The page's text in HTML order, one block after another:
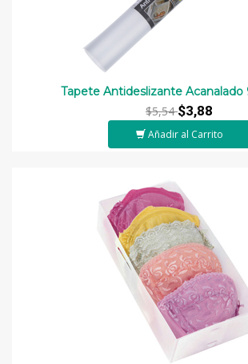
Tapete Antideslizante Acanalado
$5,54$3,88
Añadir al Carrito